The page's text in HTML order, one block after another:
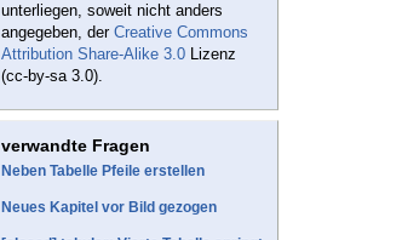
unterliegen, soweit nicht anders
angegeben, der Creative Commons
Attribution Share-Alike 3.0 Lizenz
(cc-by-sa 3.0).
verwandte Fragen
Neben Tabelle Pfeile erstellen
Neues Kapitel vor Bild gezogen